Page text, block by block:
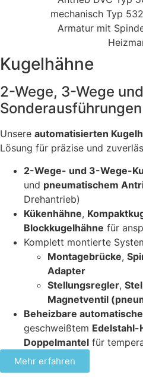
Kugelhähne
2-Wege, 3-Wege und
Sonderausführungen
Unsere automatisierten
Lösung für präzise und
2-Wege- und 3-Wege-
und pneumatischem
Drehantrieb)
Kükenhähne,
Blockkugelhähne für
Komplett montierte
Montagebrücke,
Adapter
Stellungsregler,
Magnetventil
Beheizbare
geschweißtem Edelstahl-
Doppelmantel für
Mehr erfahren